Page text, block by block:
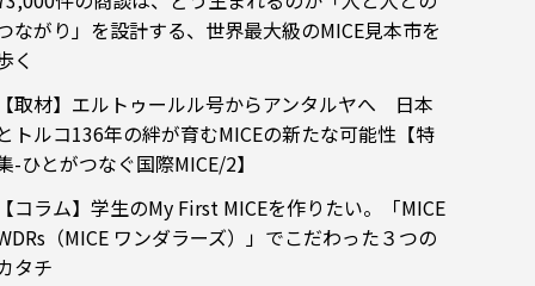
ながり」を設計する、世界最大級のMICE見本市を
く
取材】エルトゥールル号からアンタルヤへ 日本
トルコ136年の絆が育むMICEの新たな可能性【特
-ひとがつなぐ国際MICE/2】
コラム】学生のMy First MICEを作りたい。「MICE
（MICE ワンダラーズ）」でこだわった３つの
タチ